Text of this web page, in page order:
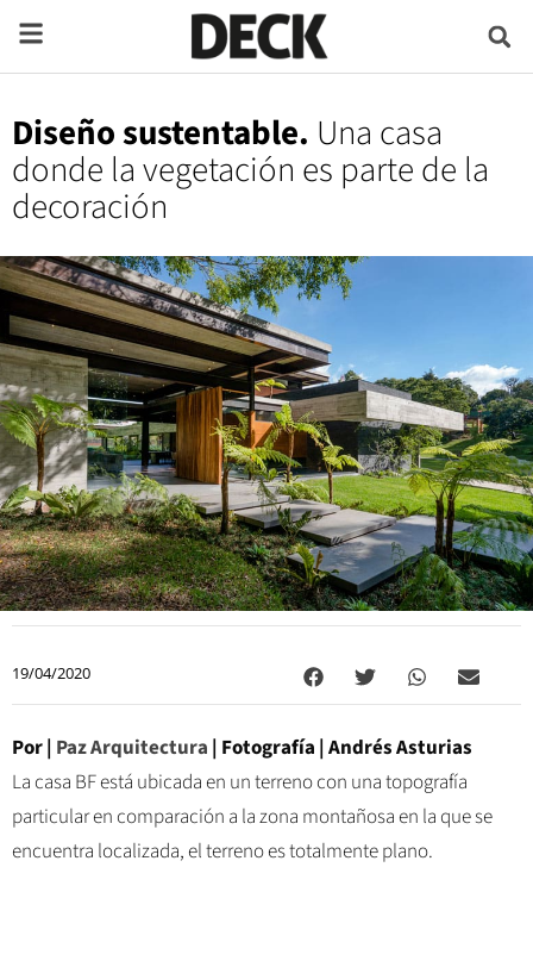
Diseño sustentable. Una casa
donde la vegetación es parte de la
decoración
19/04/2020
Por | Paz Arquitectura | Fotografía | Andrés Asturias
La casa BF está ubicada en un terreno con una topografía
particular en comparación a la zona montañosa en la que se
encuentra localizada, el terreno es totalmente plano.